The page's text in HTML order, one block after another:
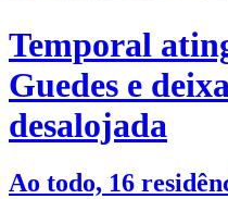
Temporal
Guedes e
desalojada
Ao todo, 16